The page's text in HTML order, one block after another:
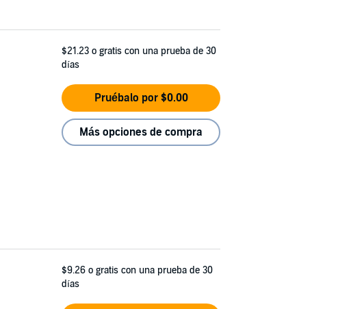
$21.23 o gratis con una prueba de 30
días
Pruébalo por $0.00
Más opciones de compra
$9.26 o gratis con una prueba de 30
días